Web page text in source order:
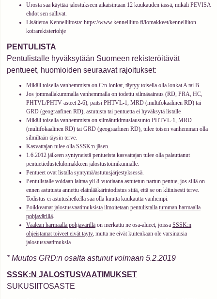
Urosta saa käyttää jalostukseen aikaisintaan 12 kuukauden iässä, mikäli PEVISA
ehdot sen sallivat.
Lisätietoa Kennelliitosta: https://www.kennelliitto.fi/lomakkeet/kennelliiton-
koirarekisteriohje
PENTULISTA
Pentulistalle hyväksytään Suomeen rekisteröitävät
pentueet, huomioiden seuraavat rajoitukset:
Mikäli toisella vanhemmista on C:n lonkat, täytyy toisella olla lonkat A tai B
Jos jommallakummalla vanhemmalla on todettu silmäsairaus (RD, PRA, HC,
PHTVL/PHTV asteet 2-6), paitsi PHTVL-1, MRD (multifokaalinen RD) tai
GRD (geograafinen RD), astutusta tai pentuetta ei hyväksytä listalle
Mikäli toisella vanhemmista on silmätutkimuslausunto PHTVL-1, MRD
(multifokaalinen RD) tai GRD (geograafinen RD), tulee toisen vanhemman olla
silmiltään täysin terve.
Kasvattajan tulee olla SSSK:n jäsen.
1.6.2012 jälkeen syntyneistä pentueista kasvattajan tulee olla palauttanut
pentuetiedustelulomakkeen jalostustoimikunnalle.
Pentueet ovat listalla syntymä/astutusjärjestyksessä.
Pentulistalle voidaan laittaa yli 8-vuotiaana astutetun nartun pentue, jos sillä on
ennen astutusta annettu eläinlääkärintodistus siitä, että se on kliinisesti terve.
Todistus ei astutushetkellä saa olla kuutta kuukautta vanhempi.
Poikkeamat jalostusvaatimuksista ilmoitetaan pentulistalla tumman harmaalla
pohjavärillä.
Vaalean harmaalla pohjavärillä on merkattu ne osa-alueet, joissa SSSK:n
ohjeistamat toiveet eivät täyty, mutta ne eivät kuitenkaan ole varsinaisia
jalostusvaatimuksia.
* Muutos GRD:n osalta astunut voimaan 5.2.2019
SSSK:N JALOSTUSVAATIMUKSET
SUKUSIITOSASTE